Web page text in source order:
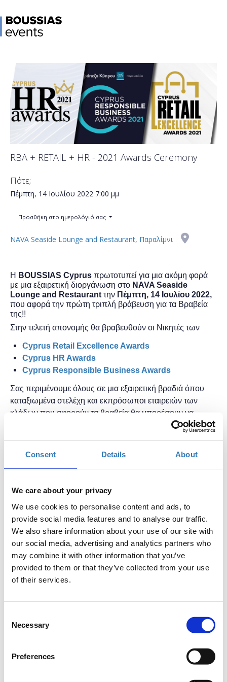
Consent Details About
We care about your privacy
We use cookies to personalise content and ads, to
provide social media features and to analyse our traffic.
We also share information about your use of our site with
our social media, advertising and analytics partners who
may combine it with other information that you’ve
provided to them or that they’ve collected from your use
of their services.
Selection
Necessary
Preferences
RBA + RETAIL + HR - 2021 Awards Ceremony
Πότε;
Πέμπτη, 14 Ιουλίου 2022 7:00 μμ
Προσθήκη στο ημερολόγιό σας
NAVA Seaside Lounge and Restaurant, Παραλίμνι
Η BOUSSIAS Cyprus πρωτοτυπεί για μια ακόμη φορά
με μια εξαιρετική διοργάνωση στο NAVA Seaside
Lounge and Restaurant την Πέμπτη, 14 Ιουλίου 2022,
που αφορά την πρώτη τριπλή βράβευση για τα Βραβεία
της!!
Στην τελετή απονομής θα βραβευθούν οι Νικητές των
Cyprus Retail Excellence Awards
Cyprus HR Awards
Cyprus Responsible Business Awards
Σας περιμένουμε όλους σε μια εξαιρετική βραδιά όπου
καταξιωμένα στελέχη και εκπρόσωποι εταιρειών των
κλάδων που αφορούν τα βραβεία θα μπορέσουν να
γνωριστούν και να ανταλλάξουν απόψεις και ιδέες για το
M:+357 99 173942
E: mariap@boussias.cy